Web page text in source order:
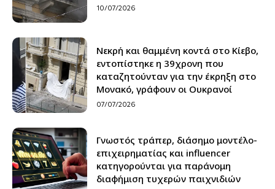
10/07/2026
Νεκρή και θαμμένη κοντά στο Κίεβο,
εντοπίστηκε η 39χρονη που
καταζητούνταν για την έκρηξη στο
Μονακό, γράφουν οι Ουκρανοί
07/07/2026
Γνωστός τράπερ, διάσημο μοντέλο-
επιχειρηματίας και influencer
κατηγορούνται για παράνομη
διαφήμιση τυχερών παιχνιδιών